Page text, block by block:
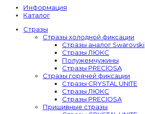
Информация
Каталог
Стразы
Стразы холодной фиксации
Стразы аналог Swarovski
Стразы ЛЮКС
Полужемчужины
Стразы PRECIOSA
Стразы горячей фиксации
Стразы CRYSTAL UNITE
Стразы ЛЮКС
Стразы PRECIOSA
Пришивные стразы